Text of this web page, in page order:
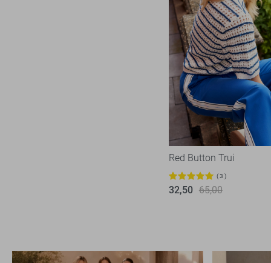
Red Button Trui
3
32,50 65,00